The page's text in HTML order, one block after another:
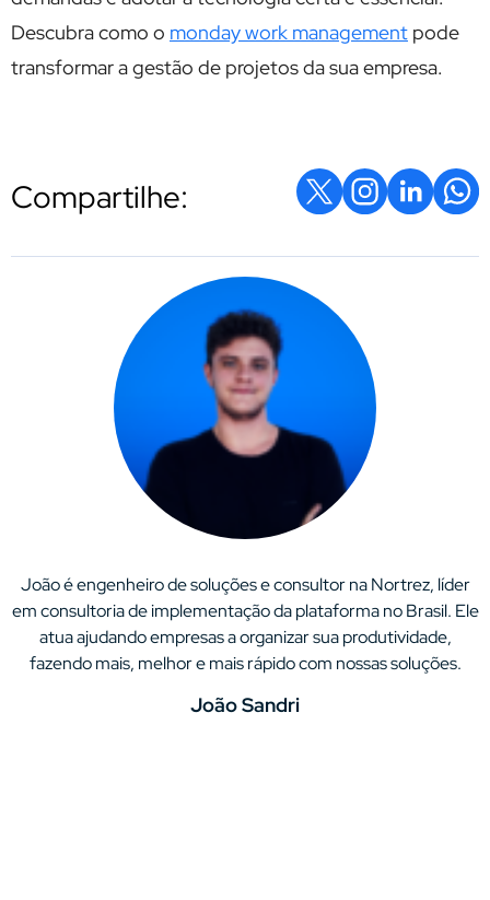
Descubra como o monday work management pode
transformar a gestão de projetos da sua empresa.
Compartilhe:
João é engenheiro de soluções e consultor na Nortrez, líder
em consultoria de implementação da plataforma no Brasil. Ele
atua ajudando empresas a organizar sua produtividade,
fazendo mais, melhor e mais rápido com nossas soluções.
João Sandri